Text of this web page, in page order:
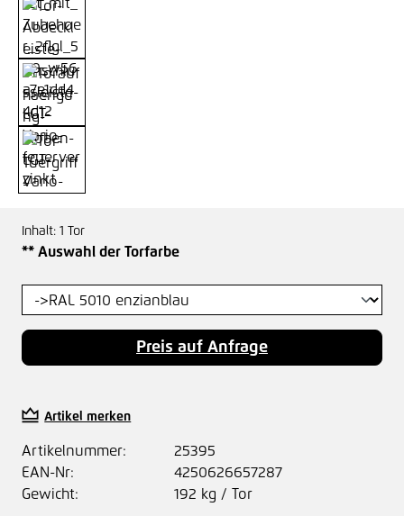
Inhalt: 1 Tor
** Auswahl der Torfarbeauswählen
Preis auf Anfrage
Artikel merken
Artikelnummer:
25395
EAN-Nr:
4250626657287
Gewicht:
192 kg / Tor